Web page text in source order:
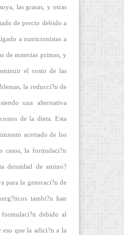
las grasas, y otras
de precio debido a
a nutricionistas a
de materias primas, y
el costo de las
la reducci?n de
una alternativa
de la dieta. Esta
acertado de los
casos, la formulaci?n
densidad de amino?
para la generaci?n de
tambi?n han
debido al
que la adici?n a la